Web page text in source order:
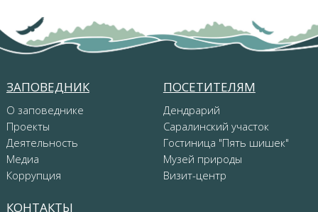
ЗАПОВЕДНИК
О заповеднике
Проекты
Деятельность
Медиа
Коррупция
ПОСЕТИТЕЛЯМ
Дендрарий
Саралинский участок
Гостиница "Пять шишек"
Музей природы
Визит-центр
КОНТАКТЫ